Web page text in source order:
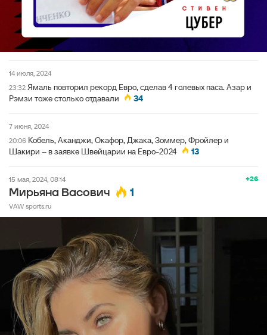
14 июля, 2024
23:32 Ямаль повторил рекорд Евро, сделав 4 голевых паса. Азар и
Рэмзи тоже столько отдавали
34
7 июня, 2024
20:06 Кобель, Аканджи, Окафор, Джака, Зоммер, Фройлер и
Шакири – в заявке Швейцарии на Евро-2024
13
+26
15 мая, 2024, 08:14
Мирьяна Васович 1
VAW sports.ru